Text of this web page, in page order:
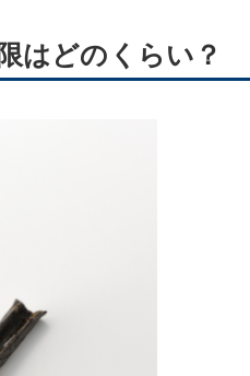
はどのくらい？